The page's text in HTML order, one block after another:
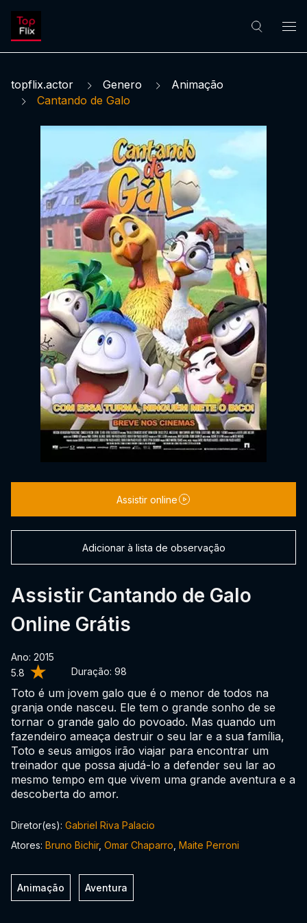
topflix.actor Genero
Animação
Cantando de Galo
5.8 Duração: 98
Assistir Cantando de Galo
Online Grátis
Ano: 2015
Toto é um jovem galo que é o menor de todos na
granja onde nasceu. Ele tem o grande sonho de se
tornar o grande galo do povoado. Mas quando um
fazendeiro ameaça destruir o seu lar e a sua família,
Toto e seus amigos irão viajar para encontrar um
treinador que possa ajudá-lo a defender seu lar ao
mesmo tempo em que vivem uma grande aventura e a
descoberta do amor.
Assistir online
Adicionar à lista de observação
Diretor(es): Gabriel Riva Palacio
Atores: Bruno Bichir, Omar Chaparro Maite Perroni
Animação Aventura